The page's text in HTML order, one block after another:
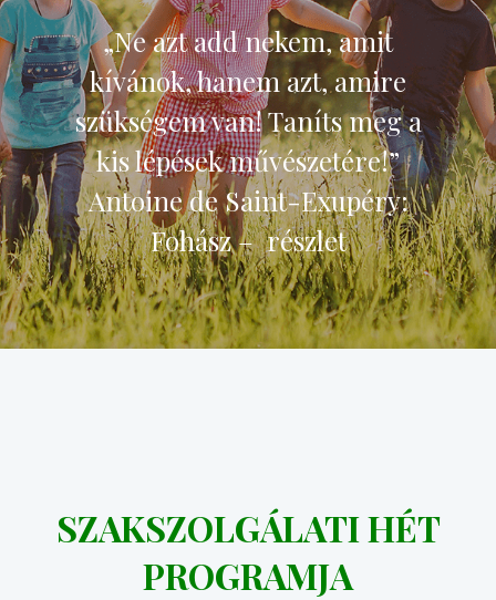
„Ne azt add nekem, amit
kívánok, hanem azt, amire
szükségem van! Taníts meg a
kis lépések művészetére!”
Antoine de Saint-Exupéry:
Fohász – részlet
SZAKSZOLGÁLATI HÉT
PROGRAMJA